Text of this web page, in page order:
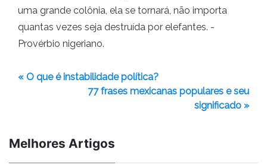
uma grande colônia, ela se tornará, não importa
quantas vezes seja destruída por elefantes. -
Provérbio nigeriano.
« O que é instabilidade política?
77 frases mexicanas populares e seu
significado »
Melhores Artigos